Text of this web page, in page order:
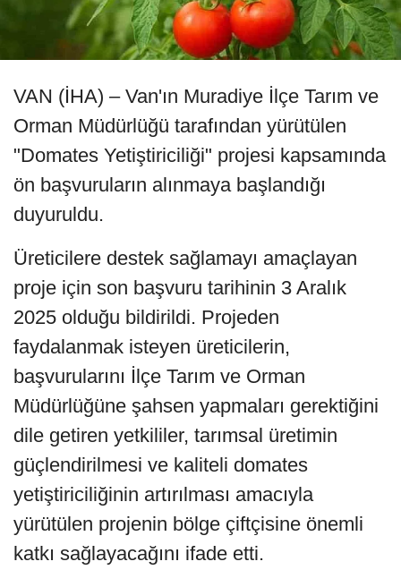
VAN (İHA) – Van'ın Muradiye İlçe Tarım ve
Orman Müdürlüğü tarafından yürütülen
"Domates Yetiştiriciliği" projesi kapsamında
ön başvuruların alınmaya başlandığı
duyuruldu.
Üreticilere destek sağlamayı amaçlayan
proje için son başvuru tarihinin 3 Aralık
2025 olduğu bildirildi. Projeden
faydalanmak isteyen üreticilerin,
başvurularını İlçe Tarım ve Orman
Müdürlüğüne şahsen yapmaları gerektiğini
dile getiren yetkililer, tarımsal üretimin
güçlendirilmesi ve kaliteli domates
yetiştiriciliğinin artırılması amacıyla
yürütülen projenin bölge çiftçisine önemli
katkı sağlayacağını ifade etti.